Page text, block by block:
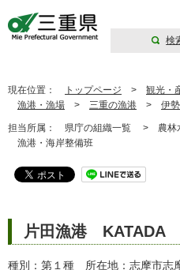
検
現在位置： トップページ > 観光・
漁港・漁場 > 三重の漁港 > 伊
担当所属： 県庁の組織一覧 > 農林
漁港・海岸整備班
片田漁港 KATADA
種別：第１種 所在地：志摩市志